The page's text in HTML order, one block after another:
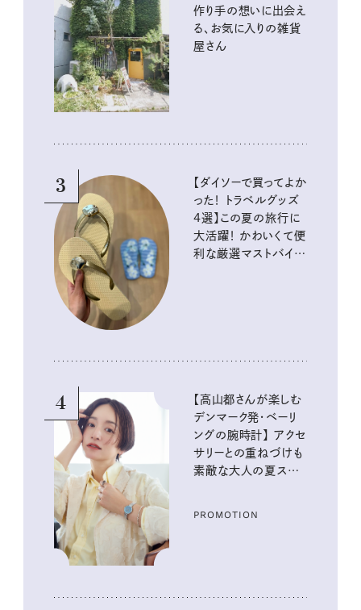
作り手の想いに出会え
る、お気に入りの雑貨
屋さん
3
【ダイソーで買ってよか
った！ トラベルグッズ
4選】この夏の旅行に
大活躍！ かわいくて便
利な厳選マストバイア
4
【高山都さんが楽しむ
デンマーク発・ベーリ
ングの腕時計】 アクセ
サリーとの重ねづけも
素敵な大人の夏スタイ
PROMOTION